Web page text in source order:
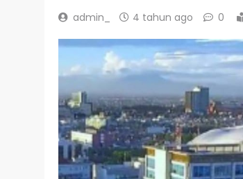
admin_ 4 tahun ago 0